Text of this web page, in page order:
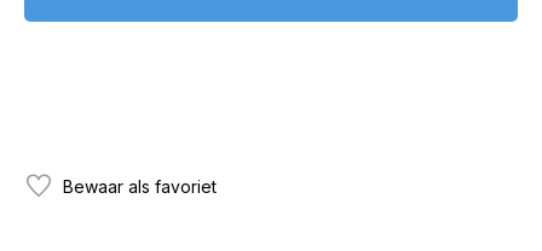
Bewaar als favoriet